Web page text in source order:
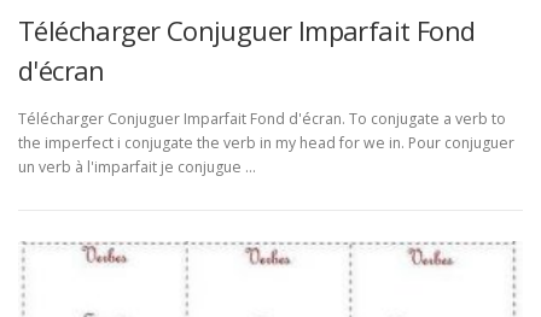
Télécharger Conjuguer Imparfait Fond
d'écran
Télécharger Conjuguer Imparfait Fond d'écran. To conjugate a verb to
the imperfect i conjugate the verb in my head for we in. Pour conjuguer
un verb à l'imparfait je conjugue …